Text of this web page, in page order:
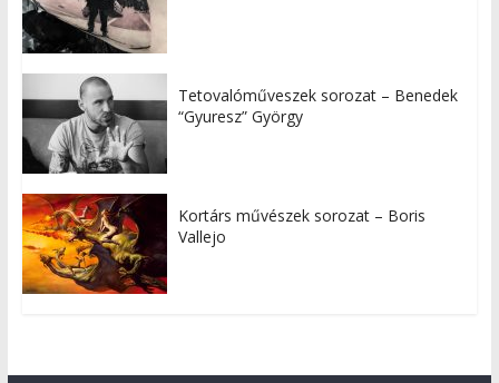
Tetovalóműveszek sorozat – Benedek
“Gyuresz” György
Kortárs művészek sorozat – Boris
Vallejo